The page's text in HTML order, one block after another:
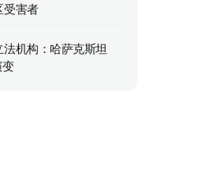
受害者
机构：哈萨克斯坦